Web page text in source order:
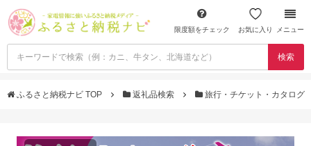
限度額をチェック お気に入り メニュー
検索
ふるさと納税ナビ TOP 返礼品検索 旅行・チケット・カタログ